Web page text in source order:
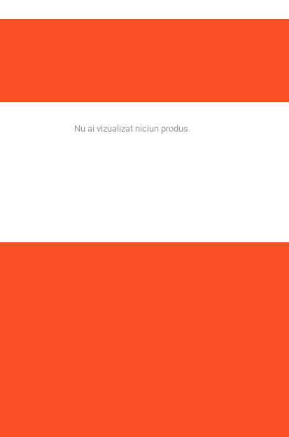
Nu ai vizualizat niciun produs.